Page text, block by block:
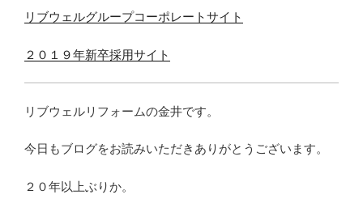
リブウェルグループコーポレートサイト
２０１９年新卒採用サイト
リブウェルリフォームの金井です。
今日もブログをお読みいただきありがとうございます。
２０年以上ぶりか。